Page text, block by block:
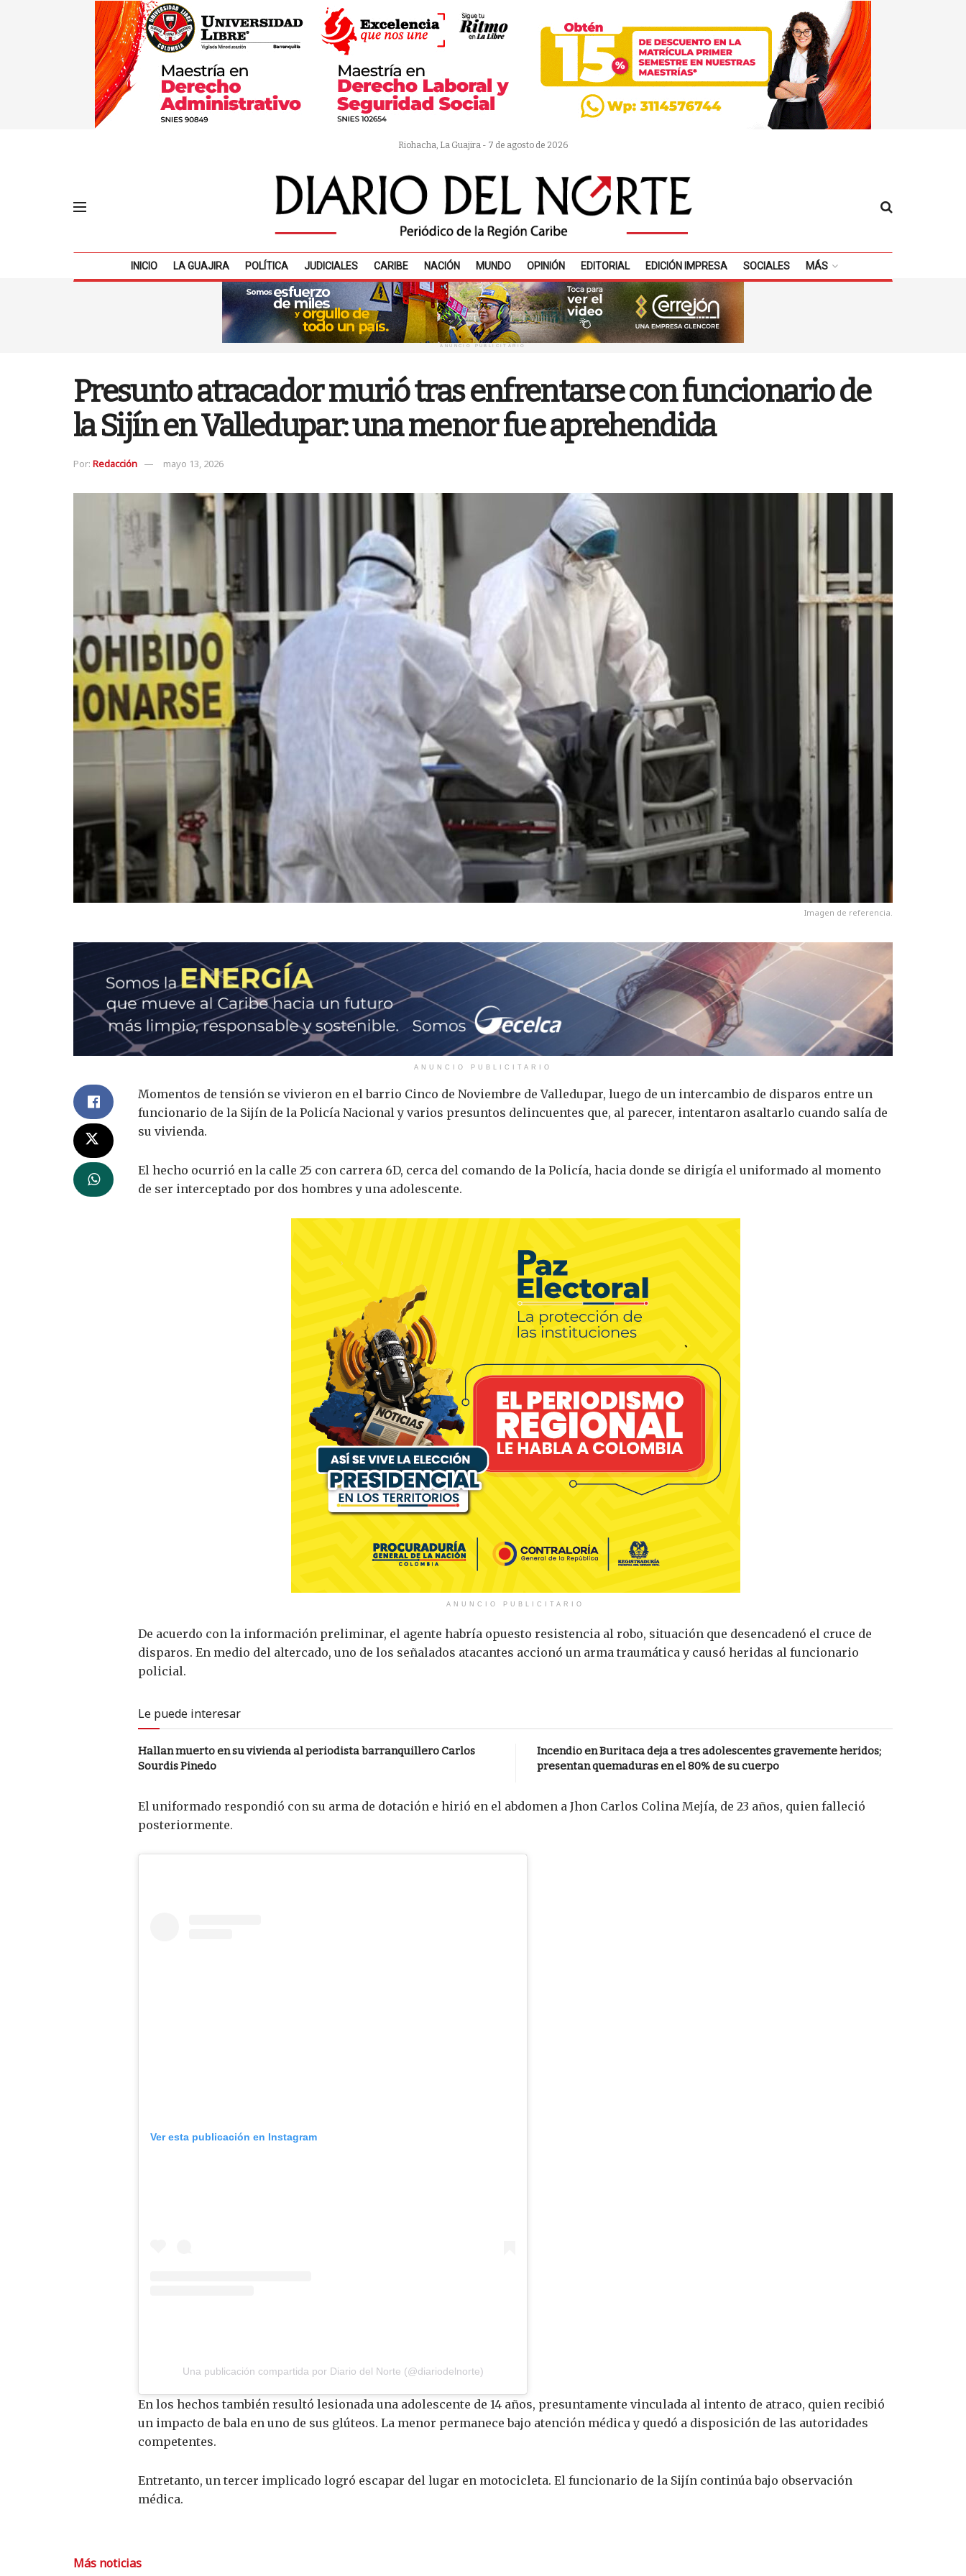
Riohacha, La Guajira - 7 de agosto de 2026
INICIO LA GUAJIRA POLÍTICA JUDICIALES CARIBE NACIÓN MUNDO OPINIÓN EDITORIAL EDICIÓN IMPRESA SOCIALES MÁS
ANUNCIO PUBLICITARIO
Presunto atracador murió tras enfrentarse con funcionario de
la Sijín en Valledupar: una menor fue aprehendida
Por: Redacción mayo 13, 2026
Imagen de referencia.
ANUNCIO PUBLICITARIO
Momentos de tensión se vivieron en el barrio Cinco de Noviembre deValledupar, luego de un intercambio de disparos entre un
funcionario de la Sijín de la Policía Nacional y varios presuntos delincuentes que, al parecer, intentaron asaltarlo cuando salía de
su vivienda.
El hecho ocurrió en la calle 25 con carrera 6D, cerca del comando de la Policía, hacia donde se dirigía el uniformado al momento
de ser interceptado por dos hombres y una adolescente.
ANUNCIO PUBLICITARIO
De acuerdo con la información preliminar, el agente habría opuesto resistencia al robo, situación que desencadenó el cruce de
disparos. En medio del altercado, uno de los señalados atacantes accionó un arma traumática y causó heridas al funcionario
policial.
Le puede interesar
Hallan muerto en su vivienda al periodista barranquillero Carlos
Sourdis Pinedo
Incendio en Buritaca deja a tres adolescentes gravemente heridos;
presentan quemaduras en el 80% de su cuerpo
El uniformado respondió con su arma de dotación e hirió en el abdomen a Jhon Carlos Colina Mejía, de 23 años, quien falleció
posteriormente.
Ver esta publicación en Instagram
Una publicación compartida por Diario del Norte (@diariodelnorte)
En los hechos también resultó lesionada una adolescente de 14 años, presuntamente vinculada al intento de atraco, quien recibió
un impacto de bala en uno de sus glúteos. La menor permanece bajo atención médica y quedó a disposición de las autoridades
competentes.
Entretanto, un tercer implicado logró escapar del lugar en motocicleta. El funcionario de la Sijín continúa bajo observación
médica.
Más noticias